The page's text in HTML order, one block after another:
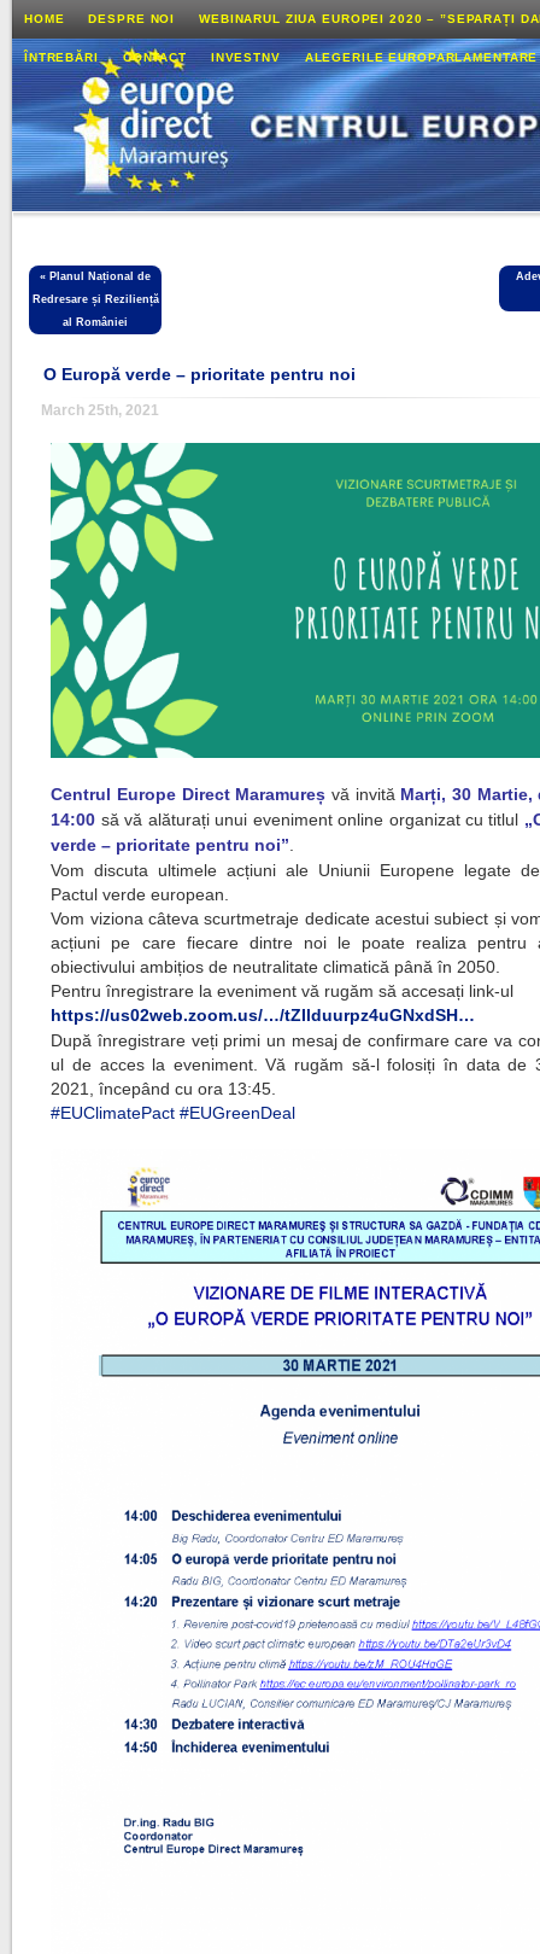
HOME DESPRE NOI WEBINARUL ZIUA EUROPEI 2020 – ”SEPARAȚI
ÎNTREBĂRI CONTACT INVESTNV ALEGERILE
« Planul Național de
Redresare și Reziliență
al României
O Europă verde – prioritate pentru noi
March 25th, 2021
Centrul Europe Direct Maramureș vă invită Marți, 30 Martie,
14:00 să vă alăturați unui eveniment online organizat cu titlul
verde – prioritate pentru noi”
Vom discuta ultimele acțiuni ale Uniunii Europene legate
Pactul verde european.
Vom viziona câteva scurtmetraje dedicate acestui subiect și
acțiuni pe care fiecare dintre noi le poate realiza pentru
obiectivului ambițios de neutralitate climatică până în 2050.
Pentru înregistrare la eveniment vă rugăm să accesați link-ul
https://us02web.zoom.us/…/tZIlduurpz4uGNxdSH…
După înregistrare veți primi un mesaj de confirmare care va
ul de acces la eveniment. Vă rugăm să-l folosiți în data de
2021, începând cu ora 13:45.
#EUClimatePact #EUGreenDeal